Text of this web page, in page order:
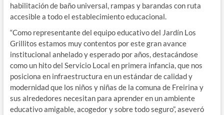
habilitación de baño universal, rampas y barandas con ruta
accesible a todo el establecimiento educacional.
“Como representante del equipo educativo del Jardín Los
Grillitos estamos muy contentos por este gran avance
institucional anhelado y esperado por años, destacándose
como un hito del Servicio Local en primera infancia, que nos
posiciona en infraestructura en un estándar de calidad y
modernidad que los niños y niñas de la comuna de Freirina y
sus alrededores necesitan para aprender en un ambiente
educativo amigable, acogedor y sobre todo seguro”, aseveró